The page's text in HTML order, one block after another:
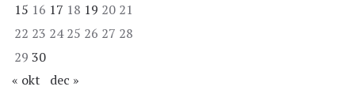
15 16 17 18 19 20 21
22 23 24 25 26 27 28
29 30
« okt
dec »